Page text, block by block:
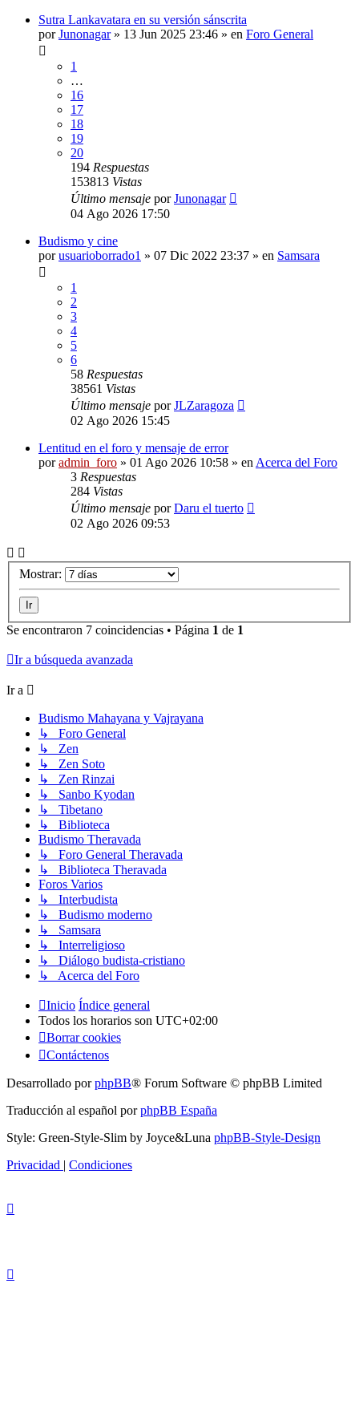
Sutra Lankavatara en su versión sánscrita
porJunonagar» 13 Jun 2025 23:46 » en Foro General
1
…
16
17
18
19
20
194 Respuestas
153813 Vistas
Último mensaje porJunonagar
04 Ago 2026 17:50
Budismo y cine
porusuarioborrado1 » 07 Dic 2022 23:37 » en Samsara
1
2
3
4
5
6
58 Respuestas
38561 Vistas
Último mensaje porJLZaragoza
02 Ago 2026 15:45
Lentitud en el foro y mensaje de error
poradmin_foro » 01 Ago 2026 10:58 » en Acerca del Foro
3 Respuestas
284 Vistas
Último mensaje porDaru el tuerto
02 Ago 2026 09:53
Mostrar:
Se encontraron 7 coincidencias • Página 1 de 1
Ir a búsqueda avanzada
Ir a
Budismo Mahayana y Vajrayana
↳ Foro General
↳ Zen
↳ Zen Soto
↳ Zen Rinzai
↳ Sanbo Kyodan
↳ Tibetano
↳ Biblioteca
Budismo Theravada
↳ Foro General Theravada
↳ Biblioteca Theravada
Foros Varios
↳ Interbudista
↳ Budismo moderno
↳ Samsara
↳ Interreligioso
↳ Diálogo budista-cristiano
↳ Acerca del Foro
Inicio Índice general
Todos los horarios son UTC+02:00
Borrar cookies
Contáctenos
Desarrollado porphpBB® Forum Software © phpBB Limited
Traducción al español porphpBB España
Style: Green-Style-Slim by Joyce&Luna phpBB-Style-Design
Privacidad | Condiciones